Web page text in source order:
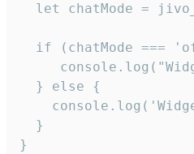
let chatMode =
if (chatMode ===
  } else {
  }
}